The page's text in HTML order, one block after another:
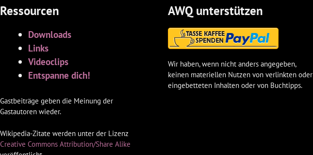
Ressourcen
Downloads
Links
Videoclips
Entspanne dich!
Gastbeiträge geben die Meinung der
Gastautoren wieder.
Wikipedia-Zitate werden unter der Lizenz
Creative Commons Attribution/Share Alike
AWQ unterstützen
Wir haben, wenn nicht anders angegeben,
keinen materiellen Nutzen von verlinkten oder
eingebetteten Inhalten oder von Buchtipps.